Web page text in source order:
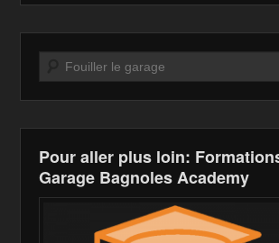
o
o
k
n
W
is
h
Li
st
n
k
Recherche
Pour aller plus loin:
Garage Bagnoles Academy